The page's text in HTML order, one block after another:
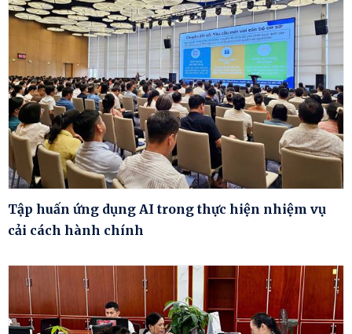
Tập huấn ứng dụng AI trong thực hiện nhiệm vụ
cải cách hành chính